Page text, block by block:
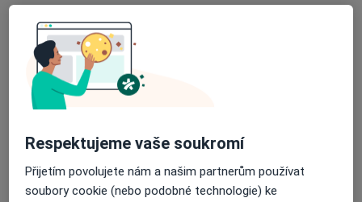
Adresa 1 Adresa 2
Odborný lékař neurologie
Osecká 309,
Dostupnost
Na této adrese online kalendář není aktivní
Respektujeme vaše soukromí
Přijetím povolujete nám a našim partnerům používat
soubory cookie (nebo podobné technologie) ke